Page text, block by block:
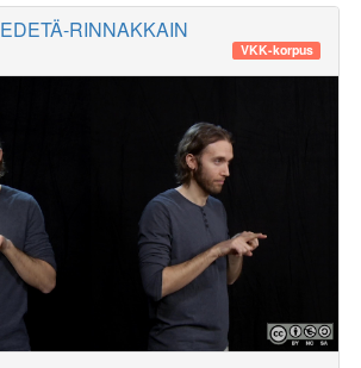
EDETÄ-RINNAKKAIN
VKK-korpus